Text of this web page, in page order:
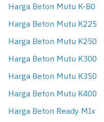
Harga Beton Mutu K-B0
Harga Beton Mutu K225
Harga Beton Mutu K250
Harga Beton Mutu K300
Harga Beton Mutu K350
Harga Beton Mutu K400
Harga Beton Ready MIx